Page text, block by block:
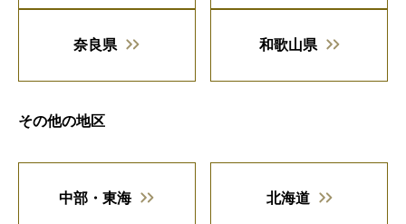
奈良県 和歌山県
その他の地区
中部・東海 北海道